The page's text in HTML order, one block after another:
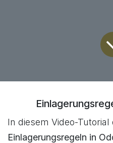
In diesem Video-Tutorial
Einlagerungsregeln in